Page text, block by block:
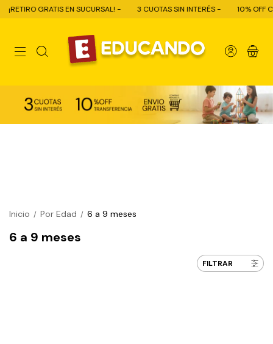
SUCURSAL! - 3 CUOTAS SIN INTERÉS - 10% OFF CON
0
Inicio / Por Edad / 6 a 9 meses
6 a 9 meses
FILTRAR